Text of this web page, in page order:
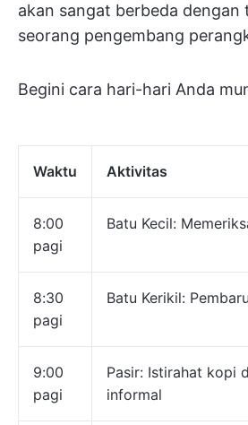
akan sangat berbeda dengan
seorang pengembang
Begini cara hari-hari Anda
Waktu Aktivitas
8:00
pagi
Batu Kecil:
8:30
pagi
Batu Kerikil:
9:00
pagi
Pasir: Istirahat kopi
informal